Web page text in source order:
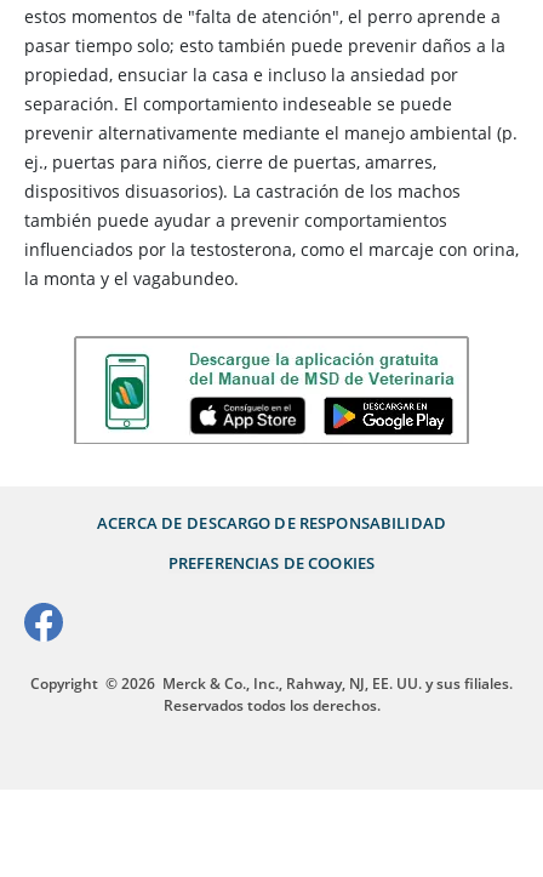
estos momentos de "falta de atención", el perro aprende a
pasar tiempo solo; esto también puede prevenir daños a la
propiedad, ensuciar la casa e incluso la ansiedad por
separación. El comportamiento indeseable se puede
prevenir alternativamente mediante el manejo ambiental (p.
ej., puertas para niños, cierre de puertas, amarres,
dispositivos disuasorios). La castración de los machos
también puede ayudar a prevenir comportamientos
influenciados por la testosterona, como el marcaje con orina,
la monta y el vagabundeo.
ACERCA DE DESCARGO DE RESPONSABILIDAD
PREFERENCIAS DE COOKIES
Copyright © 2026 Merck & Co., Inc., Rahway, NJ, EE. UU. y sus filiales.
Reservados todos los derechos.